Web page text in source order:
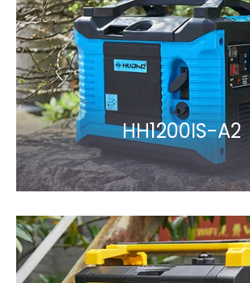
HH1200IS-A2​​​​​​